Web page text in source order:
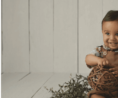
1033